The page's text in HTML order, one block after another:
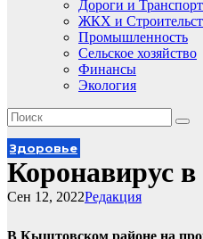
Дороги и Транспорт
ЖКХ и
Промышленность
Сельское хозяйство
Финансы
Экология
Здоровье
Коронавирус
Редакция
Сен 12, 2022
В Кыштовском районе на